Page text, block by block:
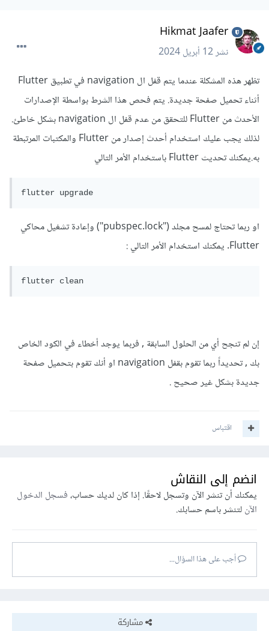
Hikmat Jaafer
نشر12 أبريل 2024
تظهر هذه المشكلة عندما يتم قفل ال navigation في تطبيق Flutter
أثناء تحميل صفحة جديدة. يتم فحص هذا الشرط بواسطة الإصدارات
الأحدث من Flutter للتحقق من عدم قفل ال navigation بشكل خاطئ.
لذلك يجب عليك استخدام أحدث إصدار من Flutter والمكتبات المرتبطة
به.يمكنك تحديث Flutter باستخدام الأمر التالي
flutter upgrade
او ربما تحتاج لمسح مجلد ("pubspec.lock") وإعادة تشغيل محاكي
Flutter. يمكنك استخدام الأمر التالي :
flutter clean
إن لم تنجح أي من الحلول السابقة , فربما يوجد أخطاء في الكود الخاص
بك , تحديداً ربما تقوم بقفل navigation او أنك تقوم بتحميل صفحة
جديدة بشكل غير صحيح .
اقتباس
انضم إلى النقاش
يمكنك أن تنشر الآن وتسجل لاحقًا. إذا كان لديك حساب،فسجل الدخول
الآنلتنشر باسم حسابك.
أجب على هذا السؤال...
مشاركة